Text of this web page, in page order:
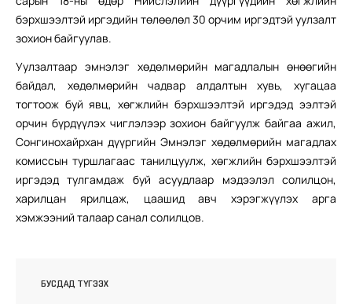
бэрхшээлтэй иргэдийн төлөөлөл 30 орчим иргэдтэй уулзалт
зохион байгуулав.
Уулзалтаар эмнэлэг хөдөлмөрийн магадлалын өнөөгийн
байдал, хөдөлмөрийн чадвар алдалтын хувь, хугацаа
тогтоож буй явц, хөгжлийн бэрхшээлтэй иргэдэд ээлтэй
орчин бүрдүүлэх чиглэлээр зохион байгуулж байгаа ажил,
Сонгинохайрхан дүүргийн Эмнэлэг хөдөлмөрийн магадлах
комиссын туршлагаас танилцуулж, хөгжлийн бэрхшээлтэй
иргэдэд тулгамдаж буй асуудлаар мэдээлэл солилцон,
харилцан ярилцаж, цаашид авч хэрэгжүүлэх арга
хэмжээний талаар санал солилцов.
БУСДАД ТҮГЭЭХ